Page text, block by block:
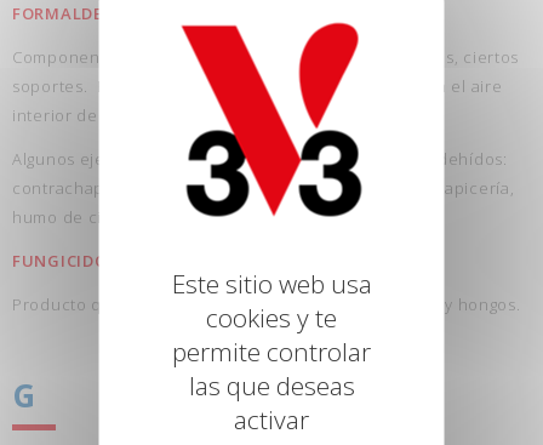
FORMALDEHÍDO
Componentes químicos emitidos por ciertos productos, ciertos
soportes. Es uno de los componentes más nocivos en el aire
interior de los hogares.
Algunos ejemplos de fuentes de emisiones de formaldehídos:
contrachapados, paneles de melaminados, muebles, tapicería,
humo de cigarrillo, …
FUNGICIDO
Producto que evita el desarrollo de musgos, líquenes y hongos.
G
Este sitio web usa
cookies y te
permite controlar
las que deseas
activar